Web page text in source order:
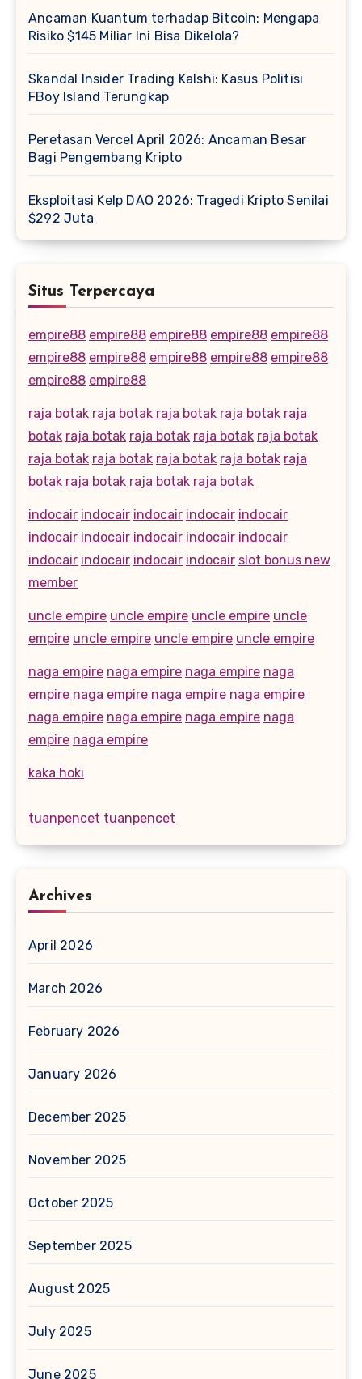
Ancaman Kuantum terhadap Bitcoin: Mengapa
Risiko $145 Miliar Ini Bisa Dikelola?
Skandal Insider Trading Kalshi: Kasus Politisi
FBoy Island Terungkap
Peretasan Vercel April 2026: Ancaman Besar
Bagi Pengembang Kripto
Eksploitasi Kelp DAO 2026: Tragedi Kripto Senilai
$292 Juta
Situs Terpercaya
empire88 empire88 empire88 empire88 empire88
empire88 empire88 empire88 empire88 empire88
empire88 empire88
raja botak raja botak raja botak raja botak raja
botak raja botak raja botak raja botak raja botak
raja botak raja botak raja botak raja botak raja
botak raja botak raja botak raja botak
indocair indocair indocair indocair indocair
indocair indocair indocair indocair indocair
indocair indocair indocair indocair slot bonus new
member
uncle empire uncle empire uncle empire uncle
empire uncle empire uncle empire uncle empire
naga empire naga empire naga empire naga
empire naga empire naga empire naga empire
naga empire naga empire naga empire naga
empire naga empire
kaka hoki
tuanpencet tuanpencet
Archives
April 2026
March 2026
February 2026
January 2026
December 2025
November 2025
October 2025
September 2025
August 2025
July 2025
June 2025